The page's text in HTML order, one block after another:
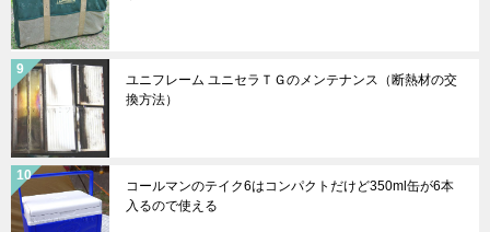
ユニフレーム ユニセラＴＧのメンテナンス（断熱材の交
換方法）
コールマンのテイク6はコンパクトだけど350ml缶が6本
入るので使える